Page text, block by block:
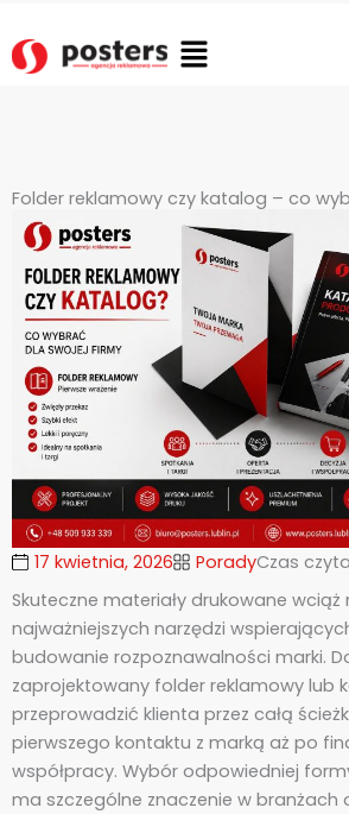
do
treści
Flyout
Folder reklamowy czy katalog – co
17 kwietnia, 2026 PoradyCzas
Skuteczne materiały drukowane wciąż
najważniejszych narzędzi
budowanie rozpoznawalności marki.
zaprojektowany folder reklamowy lub
przeprowadzić klienta przez całą
pierwszego kontaktu z marką aż po
współpracy. Wybór odpowiedniej
ma szczególne znaczenie w branżach